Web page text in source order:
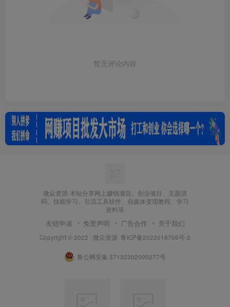
暂无评论内容
微众资源-本站分享网上赚钱项目、创业项目、主题源
码、技能学习、引流工具软件、自媒体变现教程、学习
资料等
友链申请 免责声明 广告合作 关于我们
Copyright © 2022 · 微众资源 ·鲁ICP备2022018706号-2
鲁公网安备 37132302000277号